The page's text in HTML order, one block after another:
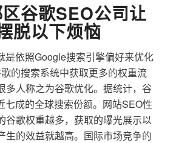
谷歌SEO公司让
脱以下烦恼
是依照Google搜索引擎偏好来优化
的搜索系统中获取更多的权重流
多人称之为谷歌优化。据统计，谷
七成的全球搜索份额。网站SEO性
谷歌权重越多，获取的曝光展示以
生的效益就越高。国际市场竞争的